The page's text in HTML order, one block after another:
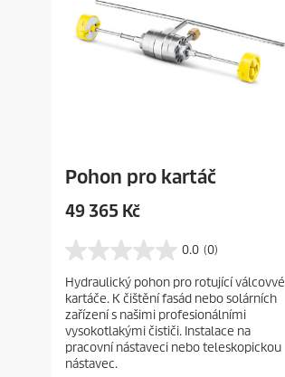
Pohon pro kartáč
C
r
e
n
t
p
r
49 365 Kč
0.0 (0)
0
0
z
5
h
v
ě
Hydraulický pohon pro rotující válcovvé
kartáče. K čištění fasád nebo solárních
zařízení s našimi profesionálními
vysokotlakými čističi. Instalace na
pracovní nástaveci nebo teleskopickou
nástavec.